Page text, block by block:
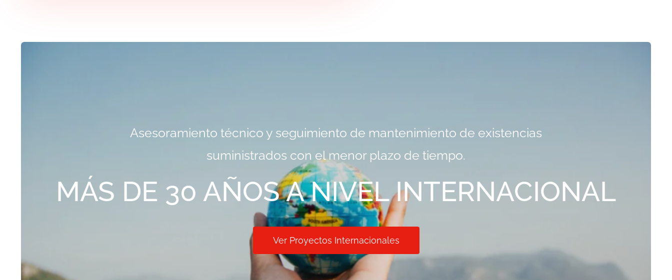
Asesoramiento técnico y seguimiento de mantenimiento de existencias
suministrados con el menor plazo de tiempo.
MÁS DE 30 AÑOS A NIVEL INTERNACIONAL
Ver Proyectos Internacionales